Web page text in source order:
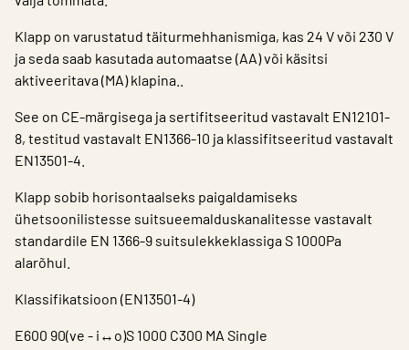
Klapp on varustatud täiturmehhanismiga, kas 24 V või 230 V
ja seda saab kasutada automaatse (AA) või käsitsi
aktiveeritava (MA) klapina..
See on CE-märgisega ja sertifitseeritud vastavalt EN12101-
8, testitud vastavalt EN1366-10 ja klassifitseeritud vastavalt
EN13501-4.
Klapp sobib horisontaalseks paigaldamiseks
ühetsoonilistesse suitsueemalduskanalitesse vastavalt
standardile EN 1366-9 suitsulekkeklassiga S 1000Pa
alarõhul.
Klassifikatsioon (EN13501-4)
E600 90(ve - i↔o)S 1000 C300 MA Single